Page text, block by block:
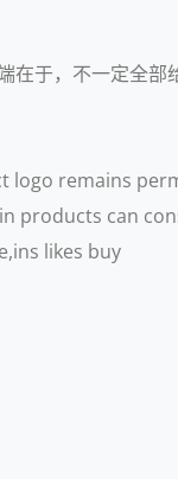
于，不一定全部
logo remains
products can
likes buy